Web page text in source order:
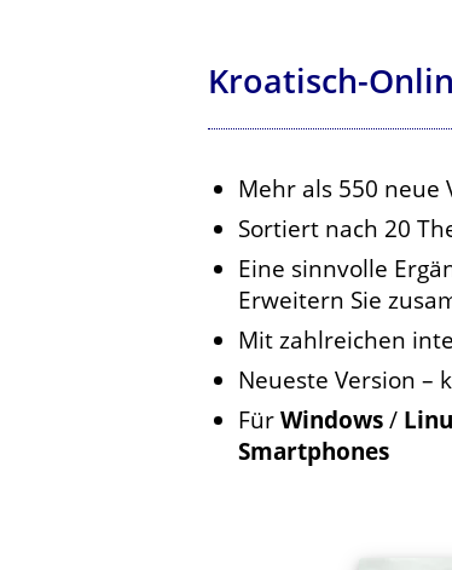
Kroatisch-
Mehr als 550 neue
Sortiert nach 20
Eine sinnvolle
Erweitern Sie
Mit zahlreichen
Neueste Version –
Für Windows /
Smartphones